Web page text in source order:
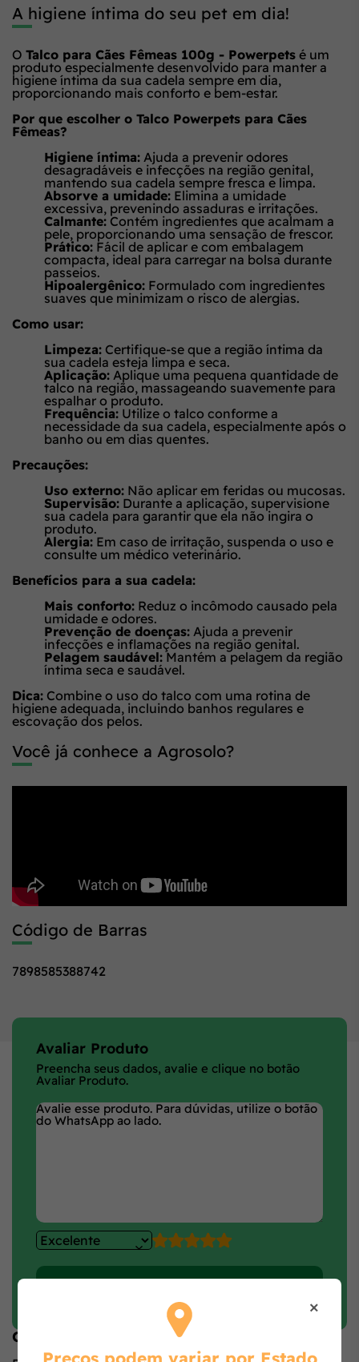
A higiene íntima do seu pet em dia!
O Talco para Cães Fêmeas 100g - Powerpets é um
produto especialmente desenvolvido para manter a
higiene íntima da sua cadela sempre em dia,
proporcionando mais conforto e bem-estar.
Por que escolher o Talco Powerpets para Cães
Fêmeas?
Higiene íntima: Ajuda a prevenir odores
desagradáveis e infecções na região genital,
mantendo sua cadela sempre fresca e limpa.
Absorve a umidade: Elimina a umidade
excessiva, prevenindo assaduras e irritações.
Calmante: Contém ingredientes que acalmam a
pele, proporcionando uma sensação de frescor.
Prático: Fácil de aplicar e com embalagem
compacta, ideal para carregar na bolsa durante
passeios.
Hipoalergênico: Formulado com ingredientes
suaves que minimizam o risco de alergias.
Como usar:
Limpeza: Certifique-se que a região íntima da
sua cadela esteja limpa e seca.
Aplicação: Aplique uma pequena quantidade de
talco na região, massageando suavemente para
espalhar o produto.
Frequência: Utilize o talco conforme a
necessidade da sua cadela, especialmente após o
banho ou em dias quentes.
Precauções:
Uso externo: Não aplicar em feridas ou mucosas.
Supervisão: Durante a aplicação, supervisione
sua cadela para garantir que ela não ingira o
produto.
Alergia: Em caso de irritação, suspenda o uso e
consulte um médico veterinário.
Benefícios para a sua cadela:
Mais conforto: Reduz o incômodo causado pela
umidade e odores.
Prevenção de doenças: Ajuda a prevenir
infecções e inflamações na região genital.
Pelagem saudável:Mantém a pelagem da região
íntima seca e saudável.
Dica: Combine o uso do talco com uma rotina de
higiene adequada, incluindo banhos regulares e
escovação dos pelos.
Você já conhece a Agrosolo?
Código de Barras
7898585388742
Avaliar Produto
Preencha seus dados, avalie e clique no botão
Avaliar Produto.
Opiniões de quem comprou o produto
×